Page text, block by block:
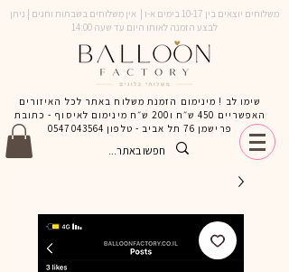
משלוחים יוצאים בין 10-17 בימים א-ו | אין משלוחים בשבתות וחגים | ניתן
לבצע הזמנה לאותו היום עד שעה 14:00
שימו לב ! מינימום הזמנת משלוח באתר לכל האיזורים
האפשריים 450 ש״ח ו200 ש״ח מינימום לאיסוף - כתובת
פרישמן 76 תל אביב - טלפון
0547043564